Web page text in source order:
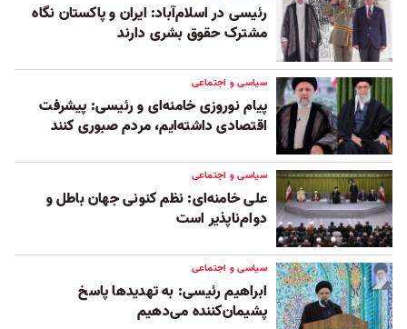
رئیسی در اسلام‌آباد: ایران و پاکستان نگاه
مشترک حقوق بشری دارند
سیاسی و اجتماعی
پیام نوروزی خامنه‌ای و رئیسی: پیشرفت
اقتصادی داشته‌ایم، مردم صبوری کنند
سیاسی و اجتماعی
علی خامنه‌ای: نظم کنونی جهان باطل و
دوام‌ناپذیر است
سیاسی و اجتماعی
ابراهیم رئیسی: به تهدیدها پاسخ
پشیمان‌کننده می‌دهیم ‏